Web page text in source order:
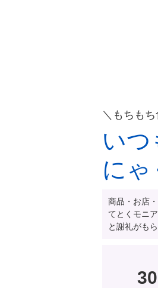
＼もちも
いつ
にゃ
商品・お店
てとくモニ
と謝礼がも